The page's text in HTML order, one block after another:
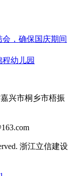
，确保国庆期间
幼儿园
兴市桐乡市梧振
浙江立信建设